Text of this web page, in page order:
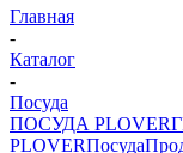
Главная
-
Каталог
-
Посуда
ПОСУДА PLOVER
PLOVERПосуда